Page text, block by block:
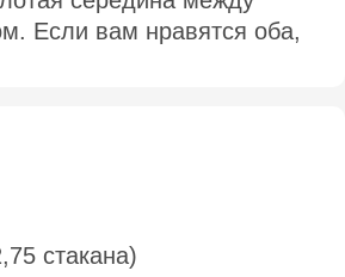
Если вам нравятся оба,
стакана)